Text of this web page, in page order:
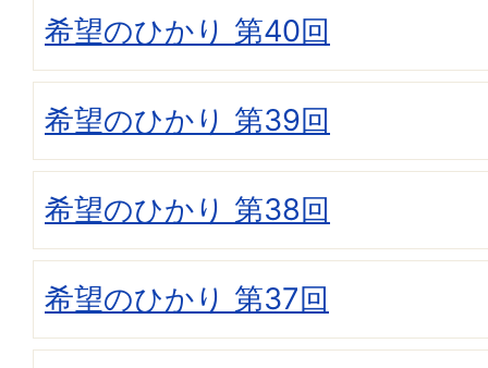
希望のひかり 第40回
希望のひかり 第39回
希望のひかり 第38回
希望のひかり 第37回